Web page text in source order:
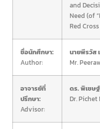
and
Need (of
Red
ชื่อนักศึกษา:
Author:
นายพีรวัส
Mr.
อาจารย์ที่
ปรึกษา:
Advisor:
ดร. พิเชษ
Dr.